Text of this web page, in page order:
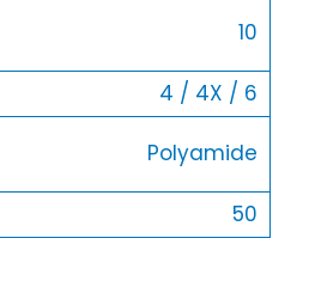
10
4 / 4X / 6
Polyamide
50